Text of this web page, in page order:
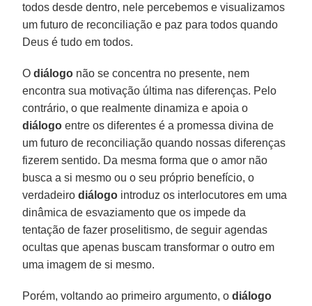
todos desde dentro, nele percebemos e visualizamos
um futuro de reconciliação e paz para todos quando
Deus é tudo em todos.
Odiálogo não se concentra no presente, nem
encontra sua motivação última nas diferenças. Pelo
contrário, o que realmente dinamiza e apoia o
diálogo entre os diferentes é a promessa divina de
um futuro de reconciliação quando nossas diferenças
fizerem sentido. Da mesma forma que o amor não
busca a si mesmo ou o seu próprio benefício, o
verdadeirodiálogo introduz os interlocutores em uma
dinâmica de esvaziamento que os impede da
tentação de fazer proselitismo, de seguir agendas
ocultas que apenas buscam transformar o outro em
uma imagem de si mesmo.
Porém, voltando ao primeiro argumento, odiálogo